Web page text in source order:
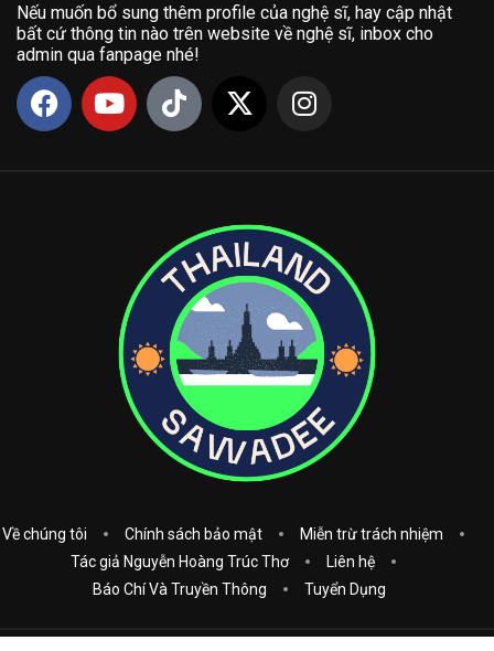
Nếu muốn bổ sung thêm profile của nghệ sĩ, hay cập nhật
bất cứ thông tin nào trên website về nghệ sĩ, inbox cho
admin qua fanpage nhé!
Về chúng tôi Chính sách bảo mật
Miễn trừ trách nhiệm
Tác giả Nguyễn Hoàng Trúc Thơ
Liên hệ
Báo Chí Và Truyền Thông
Tuyển Dụng